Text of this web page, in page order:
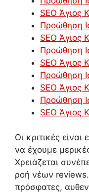
SEO Άγιος
Προώθηση
SEO Άγιος
Προώθηση
SEO Άγιος
Προώθηση
SEO Άγιος
Προώθηση
SEO Άγιος
Οι κριτικές
να έχουμε
Χρειάζεται
ροή νέων reviews.
πρόσφατες,